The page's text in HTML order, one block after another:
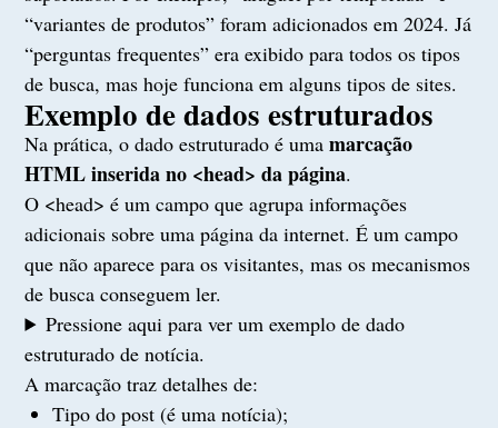
“variantes de produtos” foram adicionados em 2024. Já
“perguntas frequentes” era exibido para todos os tipos
de busca, mas hoje funciona em alguns tipos de sites.
Exemplo de dados estruturados
Na prática, o dado estruturado é umamarcação
HTML inserida no <head> da página.
O <head> é um campo que agrupa informações
adicionais sobre uma página da internet. É um campo
que não aparece para os visitantes, mas os mecanismos
de busca conseguem ler.
Pressione aqui para ver um exemplo de dado
estruturado de notícia.
A marcação traz detalhes de:
Tipo do post (é uma notícia);